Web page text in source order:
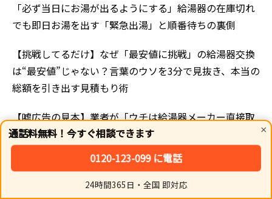
×
通話料無料！今すぐ相談できます
0120-123-099 に電話
24時間365日・全国 即対応
「必ず当日にお湯が出るようにする」給湯器の在庫切れ
でも即日お湯を出す「緊急出湯」と順番待ちの裏側
【挑戦してるだけ】なぜ「最安値に挑戦」の給湯器交換
は“最安値”じゃない？言葉のウソを3分で見抜き、本当の
総額を引き出す見積もり術
【嘘広告の見本】業者が「ウチは給湯器メーカー直接取
引です」と言ったら、今すぐこの「たった一つ」の質問
を。
【広告のウソ】なぜ給湯器専門​​店は電話で質問すると即
シェア トップ